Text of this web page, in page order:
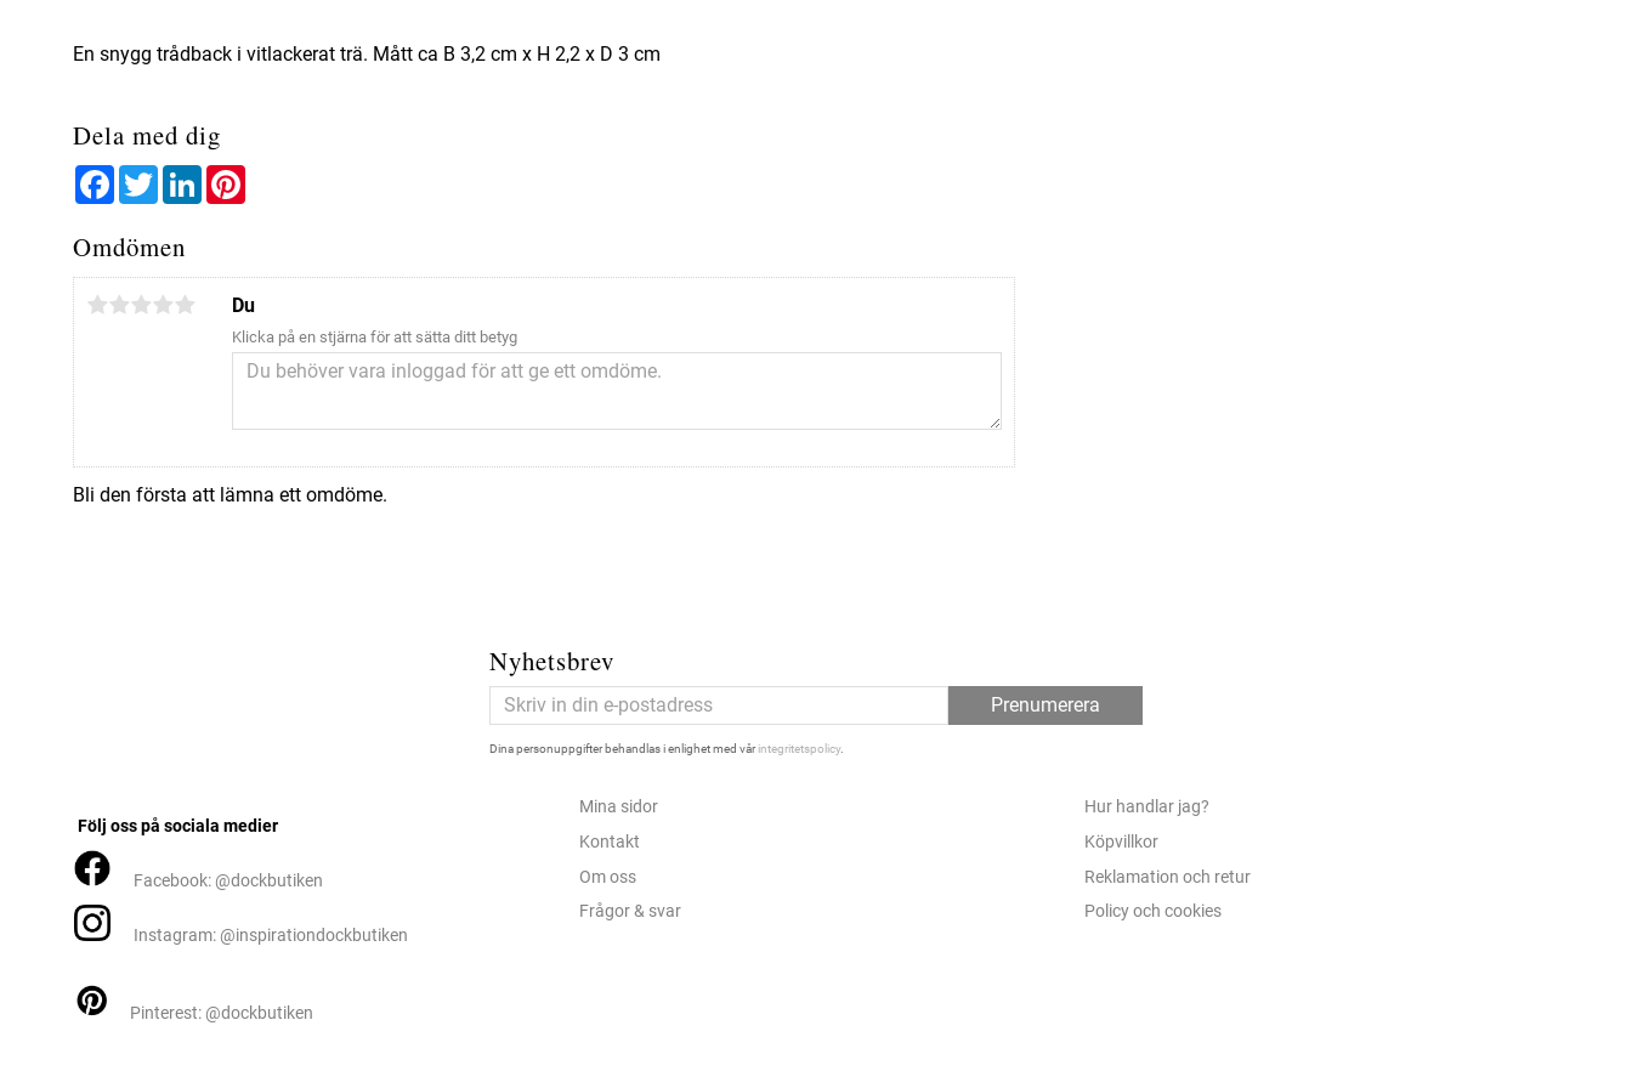
En snygg trådback i vitlackerat trä. Mått ca B 3,2 cm x H 2,2 x D 3 cm
Dela med dig
FacebookTwitterLinkedIn
Omdömen
Du
Klicka på en stjärna för att sätta ditt betyg
Bli den första att lämna ett omdöme.
Nyhetsbrev
Prenumerera
Dina personuppgifter behandlas i enlighet med vårintegritetspolicy.
Följ oss på sociala medier
Facebook: @dockbutiken
Instagram: @inspirationdockbutiken
Pinterest: @dockbutiken
Mina sidor
Kontakt
Om oss
Frågor & svar
Hur handlar jag?
Köpvillkor
Reklamation och retur
Policy och cookies